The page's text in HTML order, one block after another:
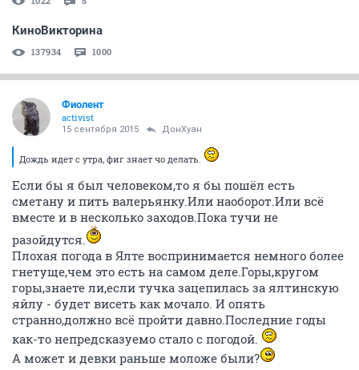
КиноВикторина
137934 1000
Фиолент
activist
15 сентября 2015 ДонХуан
Дождь идет с утра, фиг знает чо делать.
Если бы я был человеком,то я бы пошёл есть
сметану и пить валерьянку.Или наоборот.Или всё
вместе и в несколько заходов.Пока тучи не
разойдутся.
Плохая погода в Ялте воспринимается немного более
гнетуще,чем это есть на самом деле.Горы,кругом
горы,знаете ли,если тучка зацепилась за ялтинскую
яйлу - будет висеть как мочало. И опять
странно,должно всё пройти давно.Последние годы
как-то непредсказуемо стало с погодой.
А может и девки раньше моложе были?